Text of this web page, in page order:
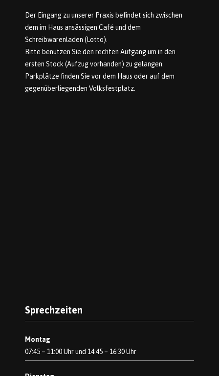
Der Eingang zu unserer Praxis befindet sich zwischen
dem im Haus ansässigen Café und dem
Schreibwarenladen (Lotto).
Bitte benutzen Sie den rechten Aufgang um in den
ersten Stock (Aufzug vorhanden) zu gelangen.
Parkplätze finden Sie vor dem Haus oder auf dem
gegenüberliegenden Volksfestplatz.
Sprechzeiten
Montag
07:45 – 11:00 Uhr und 14:45 – 16:30 Uhr